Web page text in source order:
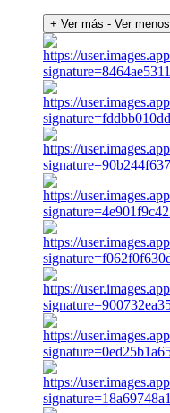
+ Ver más - Ver menos